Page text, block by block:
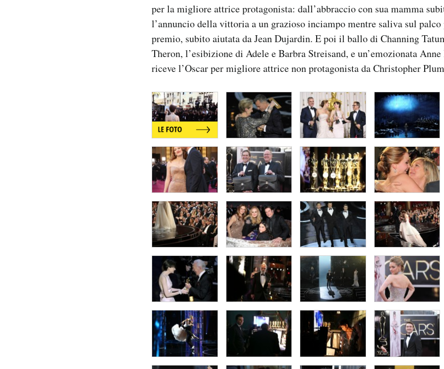
per la migliore attrice protagonista: dall’abbraccio con sua mamma
l’annuncio della vittoria a un grazioso inciampo mentre saliva sul
premio, subito aiutata da Jean Dujardin. E poi il ballo di Channing
Theron, l’esibizione di Adele e Barbra Streisand, e un’emozionata Anne
riceve l’Oscar per migliore attrice non protagonista da Christopher